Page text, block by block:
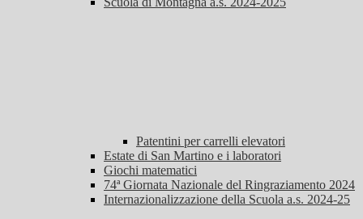
Patentini per carrelli elevatori
Estate di San Martino e i laboratori
Giochi matematici
74ª Giornata Nazionale del Ringraziamento 2024
Internazionalizzazione della Scuola a.s. 2024-25